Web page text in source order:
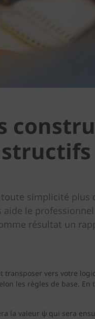
simplicité
le
résultat un
transposer vers votre
les règles de base.
la valeur ψ qui sera